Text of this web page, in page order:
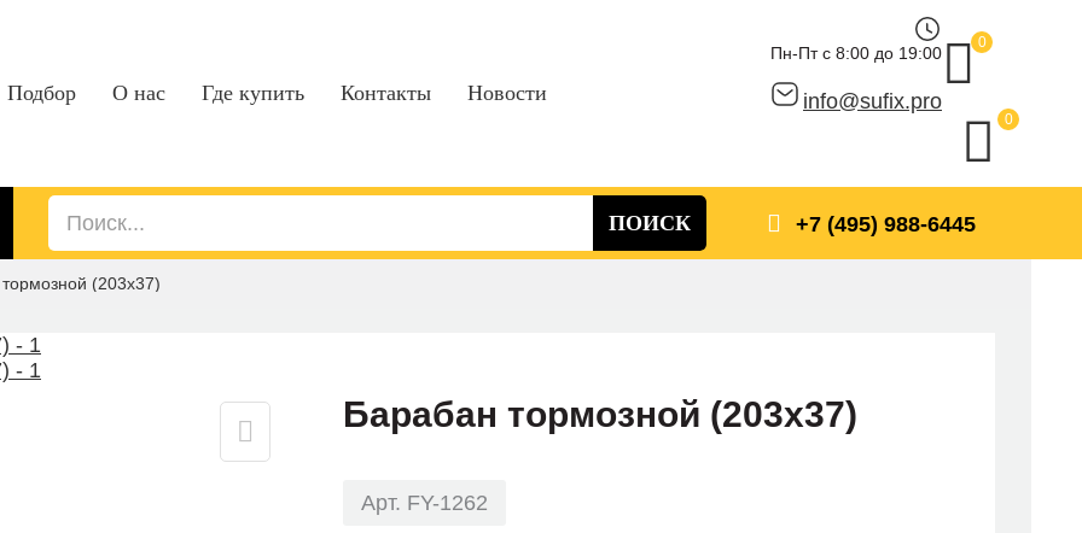
Подбор О нас Где купить Контакты Новости
Пн-Пт с 8:00 до 19:00
info@sufix.pro
0
0
ПОИСК +7 (495) 988-6445
(203x37)
Барабан тормозной (203x37)
Арт. FY-1262